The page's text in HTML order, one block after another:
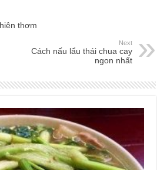
thơm
Next
Cách nấu lẩu thái chua cay
ngon nhất